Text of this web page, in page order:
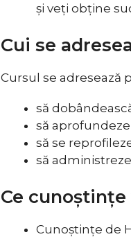
și veți obține
Cui se
Cursul se adresează
să
să
să se
să
Ce
Cunoștințe de